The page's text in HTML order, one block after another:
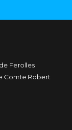
Ferolles
Comte Robert